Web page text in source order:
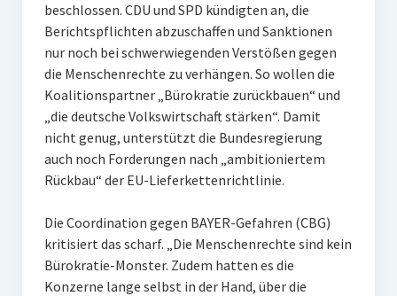
beschlossen. CDU und SPD kündigten an, die
Berichtspflichten abzuschaffen und Sanktionen
nur noch bei schwerwiegenden Verstößen gegen
die Menschenrechte zu verhängen. So wollen die
Koalitionspartner „Bürokratie zurückbauen“ und
„die deutsche Volkswirtschaft stärken“. Damit
nicht genug, unterstützt die Bundesregierung
auch noch Forderungen nach „ambitioniertem
Rückbau“ der EU-Lieferkettenrichtlinie.
Die Coordination gegen BAYER-Gefahren (CBG)
kritisiert das scharf. „Die Menschenrechte sind kein
Bürokratie-Monster. Zudem hatten es die
Konzerne lange selbst in der Hand, über die